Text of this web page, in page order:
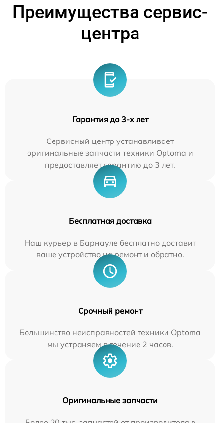
Преимущества сервис-
центра
Гарантия до 3-х лет
Сервисный центр устанавливает
оригинальные запчасти техники Optoma и
предоставляет гарантию до 3 лет.
Бесплатная доставка
Наш курьер в Барнауле бесплатно доставит
ваше устройство на ремонт и обратно.
Срочный ремонт
Большинство неисправностей техники Optoma
мы устраняем в течение 2 часов.
Оригинальные запчасти